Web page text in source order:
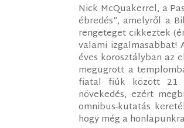
Nick McQuakerrel, a
ébredés”, amelyről a
rengeteget cikkeztek
valami izgalmasabbat!
éves korosztályban az
megugrott a
fiatal fiúk között 21
növekedés, ezért
omnibus-kutatás
hogy még a